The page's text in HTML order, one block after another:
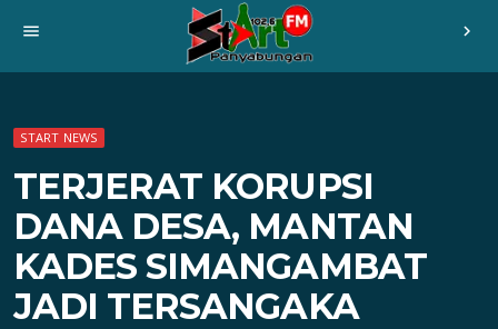
menu chevron_right
START NEWS
TERJERAT KORUPSI
DANA DESA, MANTAN
KADES SIMANGAMBAT
JADI TERSANGAKA